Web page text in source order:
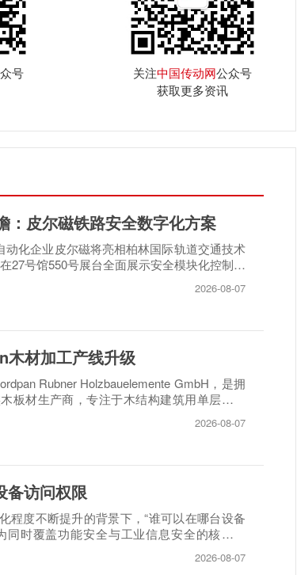
号
关注中国传动网公众号
获取更多资讯
：皮尔磁铁路安全数字化方案
动化企业皮尔磁将亮相柏林国际轨道交通技术
27号馆550号展台全面展示安全模块化控制方
2026-08-07
木材加工产线升级
Rubner Holzbauelemente GmbH，是拥
板材生产商，专注于木结构建筑用单层、多
2026-08-07
备访问权限
程度不断提升的背景下，“谁可以在哪台设备
同时覆盖功能安全与工业信息安全的核心问
2026-08-07